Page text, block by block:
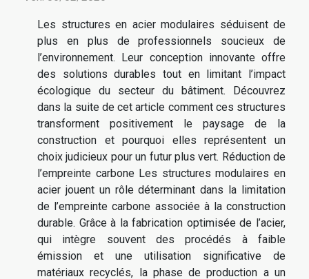
Les structures en acier modulaires séduisent de
plus en plus de professionnels soucieux de
l’environnement. Leur conception innovante offre
des solutions durables tout en limitant l’impact
écologique du secteur du bâtiment. Découvrez
dans la suite de cet article comment ces structures
transforment positivement le paysage de la
construction et pourquoi elles représentent un
choix judicieux pour un futur plus vert. Réduction de
l’empreinte carbone Les structures modulaires en
acier jouent un rôle déterminant dans la limitation
de l’empreinte carbone associée à la construction
durable. Grâce à la fabrication optimisée de l’acier,
qui intègre souvent des procédés à faible
émission et une utilisation significative de
matériaux recyclés, la phase de production a un